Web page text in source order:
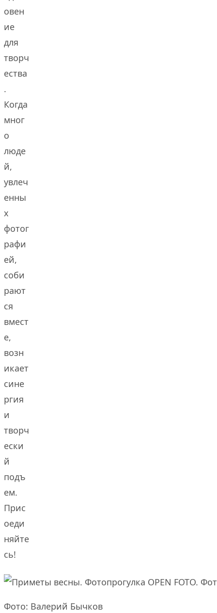
овен
ие
для
творч
ества
.
Когда
мног
о
люде
й,
увлеч
енны
х
фотог
рафи
ей,
соби
рают
ся
вмест
е,
возн
икает
сине
ргия
и
творч
ески
й
подъ
ем.
Прис
оеди
няйте
сь!
Фото: Валерий Бычков